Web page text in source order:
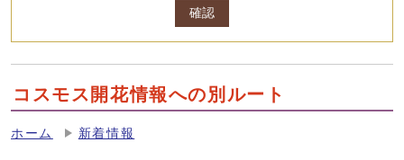
確認
コスモス開花情報への別ルート
ホーム 新着情報